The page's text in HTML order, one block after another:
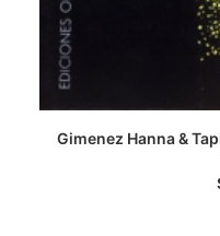
Gimenez Hanna &